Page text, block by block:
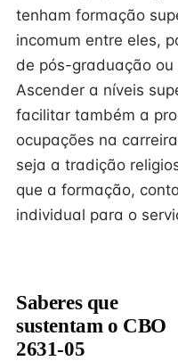
tenham formação
incomum entre eles,
de pós-graduação ou
Ascender a níveis
facilitar também a
ocupações na
seja a tradição
que a formação,
individual para o
Saberes que
sustentam o CBO
2631-05